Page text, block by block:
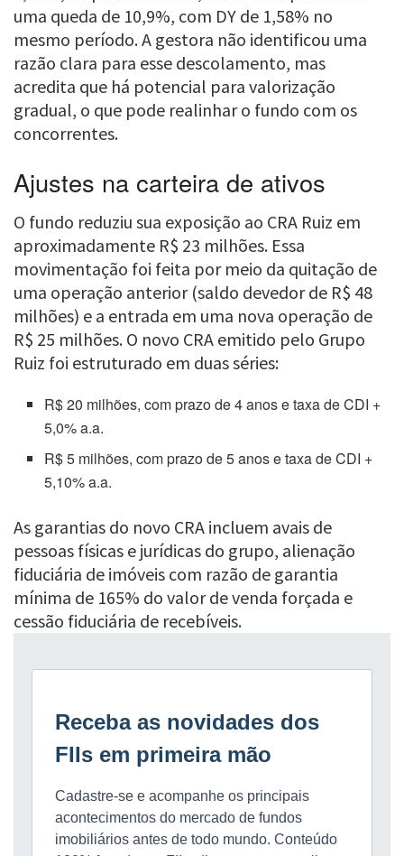
uma queda de 10,9%, com DY de 1,58% no
mesmo período. A gestora não identificou uma
razão clara para esse descolamento, mas
acredita que há potencial para valorização
gradual, o que pode realinhar o fundo com os
concorrentes.
Ajustes na carteira de ativos
O fundo reduziu sua exposição ao CRA Ruiz em
aproximadamente R$ 23 milhões. Essa
movimentação foi feita por meio da quitação de
uma operação anterior (saldo devedor de R$ 48
milhões) e a entrada em uma nova operação de
R$ 25 milhões. O novo CRA emitido pelo Grupo
Ruiz foi estruturado em duas séries:
R$ 20 milhões, com prazo de 4 anos e taxa de CDI +
5,0% a.a.
R$ 5 milhões, com prazo de 5 anos e taxa de CDI +
5,10% a.a.
As garantias do novo CRA incluem avais de
pessoas físicas e jurídicas do grupo, alienação
fiduciária de imóveis com razão de garantia
mínima de 165% do valor de venda forçada e
cessão fiduciária de recebíveis.